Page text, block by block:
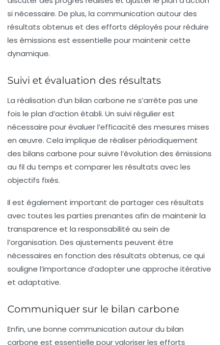
si nécessaire. De plus, la communication autour des
résultats obtenus et des efforts déployés pour réduire
les émissions est essentielle pour maintenir cette
dynamique.
Suivi et évaluation des résultats
La réalisation d’un bilan carbone ne s’arrête pas une
fois le plan d’action établi. Un suivi régulier est
nécessaire pour évaluer l’efficacité des mesures mises
en œuvre. Cela implique de réaliser périodiquement
des bilans carbone pour suivre l’évolution des émissions
au fil du temps et comparer les résultats avec les
objectifs fixés.
Il est également important de partager ces résultats
avec toutes les parties prenantes afin de maintenir la
transparence et la responsabilité au sein de
l’organisation. Des ajustements peuvent être
nécessaires en fonction des résultats obtenus, ce qui
souligne l’importance d’adopter une approche itérative
et adaptative.
Communiquer sur le bilan carbone
Enfin, une bonne communication autour du bilan
carbone est essentielle pour valoriser les efforts